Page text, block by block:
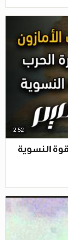
2:52
النسوية